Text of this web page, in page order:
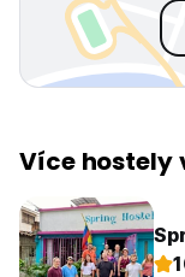
Více hostely